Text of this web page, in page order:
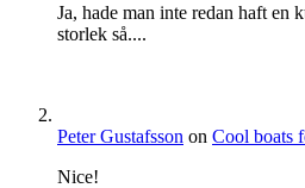
Ja, hade man inte redan haft en
storlek så....
Peter Gustafsson on Cool boats
Nice!